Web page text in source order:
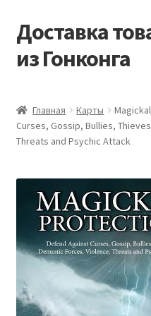
Перейти
к
навигации
Перейти
к
содержимому
Доставка
из Гонконга
Контакты
Мой аккаунт
Новости
Оптовый склад
Главная Карты
Curses, Gossip, Bullies,
Threats and Psychic Attack